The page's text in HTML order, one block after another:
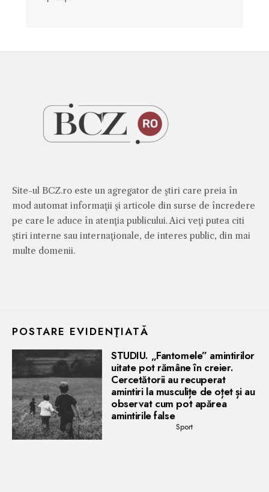
Site-ul BCZ.ro este un agregator de ştiri care preia în
mod automat informaţii şi articole din surse de încredere
pe care le aduce în atenţia publicului. Aici veţi putea citi
ştiri interne sau internaţionale, de interes public, din mai
multe domenii.
POSTARE EVIDENŢIATĂ
STUDIU. „Fantomele” amintirilor
uitate pot rămâne în creier.
Cercetătorii au recuperat
amintiri la musculițe de oțet și au
observat cum pot apărea
amintirile false
Sport